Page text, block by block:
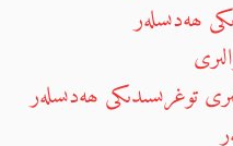
ھەدىسلەر
توغرىسىدىكى ھەدىسلەر